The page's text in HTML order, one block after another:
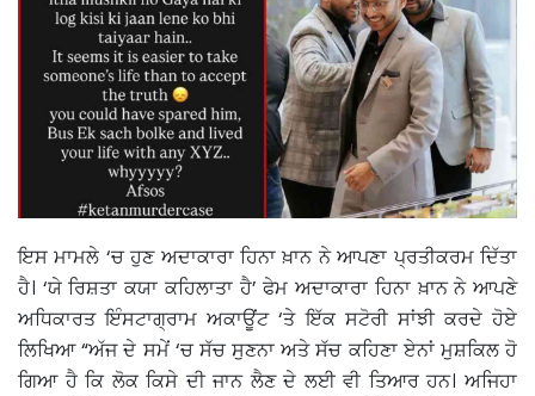
ਇਸ ਮਾਮਲੇ ‘ਚ ਹੁਣ ਅਦਾਕਾਰਾ ਹਿਨਾ ਖ਼ਾਨ ਨੇ ਆਪਣਾ ਪ੍ਰਤੀਕਰਮ ਦਿੱਤਾ
ਹੈ। ‘ਯੇ ਰਿਸ਼ਤਾ ਕਯਾ ਕਹਿਲਾਤਾ ਹੈ’ ਫੇਮ ਅਦਾਕਾਰਾ ਹਿਨਾ ਖ਼ਾਨ ਨੇ ਆਪਣੇ
ਅਧਿਕਾਰਤ ਇੰਸਟਾਗ੍ਰਾਮ ਅਕਾਊਂਟ ‘ਤੇ ਇੱਕ ਸਟੋਰੀ ਸਾਂਝੀ ਕਰਦੇ ਹੋਏ
ਲਿਖਿਆ “ਅੱਜ ਦੇ ਸਮੇਂ ‘ਚ ਸੱਚ ਸੁਣਨਾ ਅਤੇ ਸੱਚ ਕਹਿਣਾ ਏਨਾਂ ਮੁਸ਼ਕਿਲ ਹੋ
ਗਿਆ ਹੈ ਕਿ ਲੋਕ ਕਿਸੇ ਦੀ ਜਾਨ ਲੈਣ ਦੇ ਲਈ ਵੀ ਤਿਆਰ ਹਨ। ਅਜਿਹਾ